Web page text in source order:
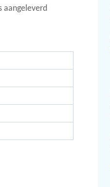
aangeleverd